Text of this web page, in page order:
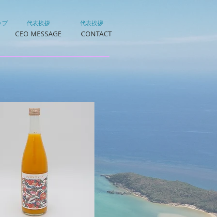
CEO MESSAGE CONTACT
代表挨拶 代表挨拶
プ